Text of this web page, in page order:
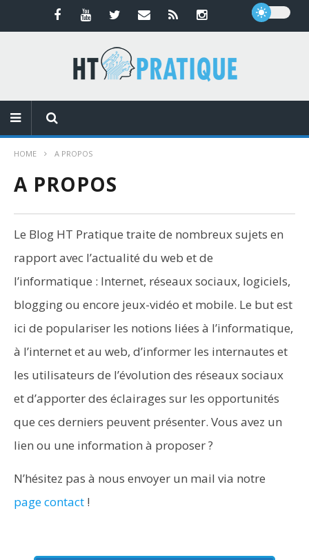
HOME A PROPOS
A PROPOS
Le Blog HT Pratique traite de nombreux sujets en
rapport avec l’actualité du web et de
l’informatique : Internet, réseaux sociaux, logiciels,
blogging ou encore jeux-vidéo et mobile. Le but est
ici de populariser les notions liées à l’informatique,
à l’internet et au web, d’informer les internautes et
les utilisateurs de l’évolution des réseaux sociaux
et d’apporter des éclairages sur les opportunités
que ces derniers peuvent présenter. Vous avez un
lien ou une information à proposer ?
N’hésitez pas à nous envoyer un mail via notre
page contact !